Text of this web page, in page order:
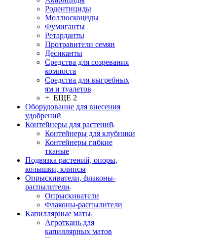
Родентициды
Моллюскоциды
Фумиганты
Ретарданты
Протравители семян
Десиканты
Средства для созревания
компоста
Средства для выгребных
ям и туалетов
+ ЕЩЕ 2
Оборудование для внесения
удобрений
Контейнеры для растений
Контейнеры для клубники
Контейнеры гибкие
тканые
Подвязка растений, опоры,
колышки, клипсы
Опрыскиватели, флаконы-
распылители
Опрыскиватели
Флаконы-распылители
Капиллярные маты
Агроткань для
капиллярных матов